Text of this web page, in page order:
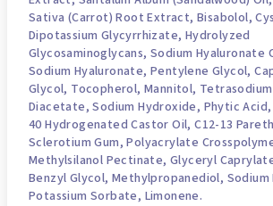
Sativa (Carrot) Root Extract, Bisabolol,
Dipotassium Glycyrrhizate, Hydrolyzed
Glycosaminoglycans, Sodium Hyaluronate
Sodium Hyaluronate, Pentylene Glycol,
Glycol, Tocopherol, Mannitol,
Diacetate,Sodium Hydroxide, Phytic Acid,
40 Hydrogenated Castor Oil, C12-13
Sclerotium Gum, Polyacrylate
Methylsilanol Pectinate, Glyceryl
Benzyl Glycol, Methylpropanediol,
Potassium Sorbate, Limonene.